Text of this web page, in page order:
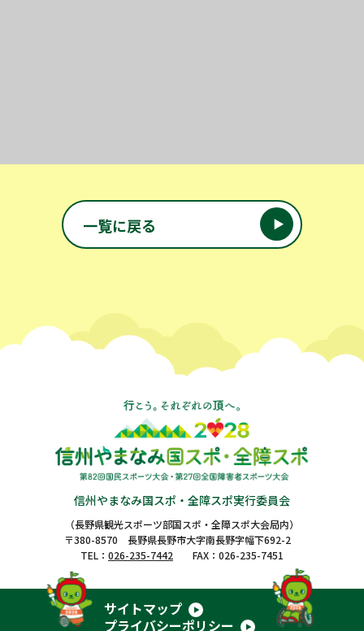
投稿ナビゲーション
一覧に戻る
信州やまなみ国スポ・全障スポ実行委員会
（長野県観光スポーツ部国スポ・全障スポ大会局内）
〒380-8570 長野県長野市大字南長野字幅下692-2
TEL： 026-235-7442 FAX：026-235-7451
サイトマップ
プライバシーポリシー